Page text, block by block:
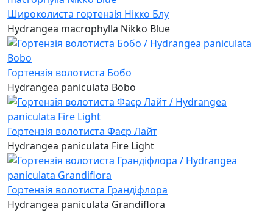
Широколиста гортензія Нікко Блу
Hydrangea macrophylla Nikko Blue
Гортензія волотиста Бобо
Hydrangea paniculata Bobo
Гортензія волотиста Фаєр Лайт
Hydrangea paniculata Fire Light
Гортензія волотиста Грандіфлора
Hydrangea paniculata Grandiflora